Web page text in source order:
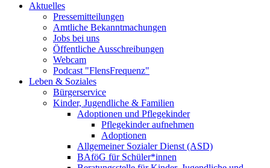
Aktuelles
Pressemitteilungen
Amtliche Bekanntmachungen
Jobs bei uns
Öffentliche Ausschreibungen
Webcam
Podcast "FlensFrequenz"
Leben & Soziales
Bürgerservice
Kinder, Jugendliche & Familien
Adoptionen und Pflegekinder
Pflegekinder aufnehmen
Adoptionen
Allgemeiner Sozialer Dienst (ASD)
BAföG für Schüler*innen